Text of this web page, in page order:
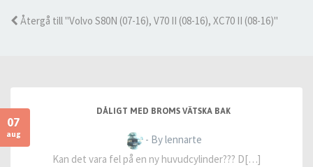
Återgå till "Volvo S80N (07-16), V70 II (08-16), XC70 II (08-16)"
07
aug
DÅLIGT MED BROMS VÄTSKA BAK
- By lennarte
Kan det vara fel på en ny huvudcylinder??? D[…]